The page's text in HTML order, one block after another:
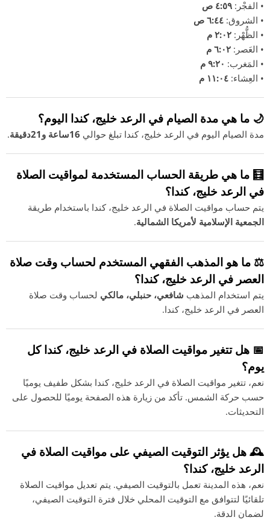
• الفجْر: ٤:٥٩ ص
• الشروق: ٦:٤٤ ص
• الظُّهْر: ٢:٠٢ م
• العَصر: ٦:٠٢ م
• المَغرب: ٩:٢٠ م
• العِشاء: ١١:٠٤ م
🌙 ما هي مدة الصيام في الرعد خليج، كندا اليوم؟
مدة الصيام اليوم في الرعد خليج، كندا تبلغ حوالي 16ساعة و21دقيقة .
🧮 ما هي طريقة الحساب المستخدمة لمواقيت الصلاة
في الرعد خليج، كندا؟
يتم حساب مواقيت الصلاة في الرعد خليج، كندا باستخدام طريقة
الجمعية الإسلامية لأمريكا الشمالية.
⚖️ ما هو المذهب الفقهي المستخدم لحساب وقت صلاة
العصر في الرعد خليج، كندا؟
يتم استخدام المذهب شافعي، حنبلي، مالكي لحساب وقت صلاة
العصر في الرعد خليج، كندا.
📅 هل تتغير مواقيت الصلاة في الرعد خليج، كندا كل
يوم؟
نعم، تتغير مواقيت الصلاة في الرعد خليج، كندا بشكل طفيف يوميًا
حسب حركة الشمس. تأكد من زيارة هذه الصفحة يوميًا للحصول على
التحديثات.
🕰️ هل يؤثر التوقيت الصيفي على مواقيت الصلاة في
الرعد خليج، كندا؟
نعم، هذه المدينة تعمل بالتوقيت الصيفي. يتم تعديل مواقيت الصلاة
تلقائيًا لتتوافق مع التوقيت المحلي خلال فترة التوقيت الصيفي،
لضمان الدقة.